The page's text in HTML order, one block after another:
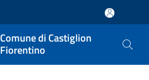
Comune di Castiglion
Fiorentino